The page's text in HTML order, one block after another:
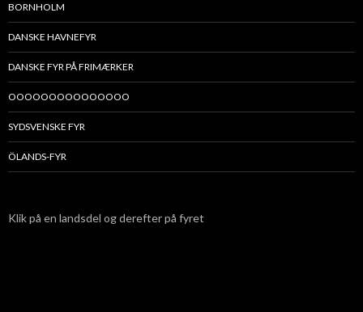
BORNHOLM
DANSKE HAVNEFYR
DANSKE FYR PÅ FRIMÆRKER
OOOOOOOOOOOOOOO
SYDSVENSKE FYR
ÖLANDS-FYR
Klik på en landsdel og derefter på fyret